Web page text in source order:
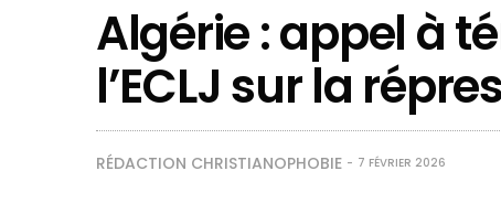
Algérie : appel à
l’ECLJ sur la
RÉDACTION CHRISTIANOPHOBIE 7 FÉVRIER 2026